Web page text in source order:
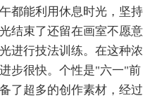
都能利用休息时光，坚持
结束了还留在画室不愿意
进行技法训练。在这种浓
步很快。个性是"六一"前
了超多的创作素材，经过